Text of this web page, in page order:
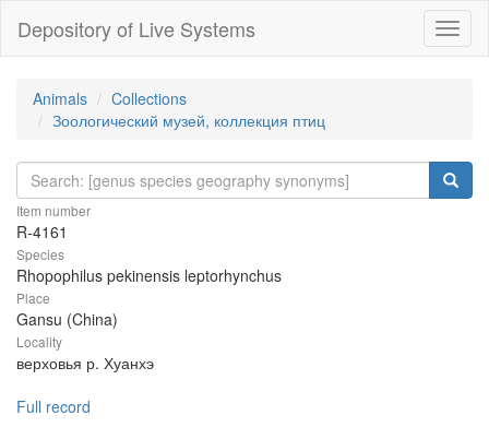
Depository of Live Systems
Animals
Collections
Зоологический музей, коллекция птиц
Item number
R-4161
Species
Rhopophilus pekinensis leptorhynchus
Place
Gansu (China)
Locality
верховья р. Хуанхэ
Full record